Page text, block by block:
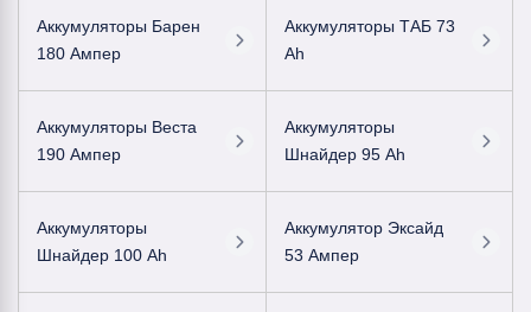
Аккумуляторы Барен
180 Ампер
Аккумуляторы ТАБ 73
Ah
Аккумуляторы Веста
190 Ампер
Аккумуляторы
Шнайдер 95 Ah
Аккумуляторы
Шнайдер 100 Ah
Аккумулятор Эксайд
53 Ампер